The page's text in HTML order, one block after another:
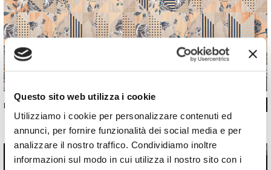
Questo sito web utilizza i cookie
Utilizziamo i cookie per personalizzare contenuti ed
annunci, per fornire funzionalità dei social media e per
analizzare il nostro traffico. Condividiamo inoltre
informazioni sul modo in cui utilizza il nostro sito con i
INKSKFJ1801